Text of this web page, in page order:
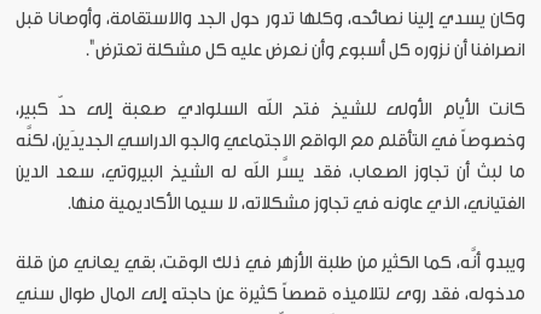
وكان يسدي إلينا نصائحه، وكلها تدور حول الجد والاستقامة، وأوصانا قبل
انصرافنا أن نزوره كل أسبوع وأن نعرض عليه كل مشكلة تعترض".
كانت الأيام الأولى للشيخ فتح الله السلوادي صعبة إلى حدّ كبير،
وخصوصاً في التأقلم مع الواقع الاجتماعي والجو الدراسي الجديدَين، لكنَّه
ما لبث أن تجاوز الصعاب، فقد يسَّر الله له الشيخ البيروتي، سعد الدين
الفتياني، الذي عاونه في تجاوز مشكلاته، لا سيما الأكاديمية منها.
ويبدو أنَّه، كما الكثير من طلبة الأزهر في ذلك الوقت، بقي يعاني من قلة
مدخوله، فقد روى لتلاميذه قصصاً كثيرة عن حاجته إلى المال طوال سني